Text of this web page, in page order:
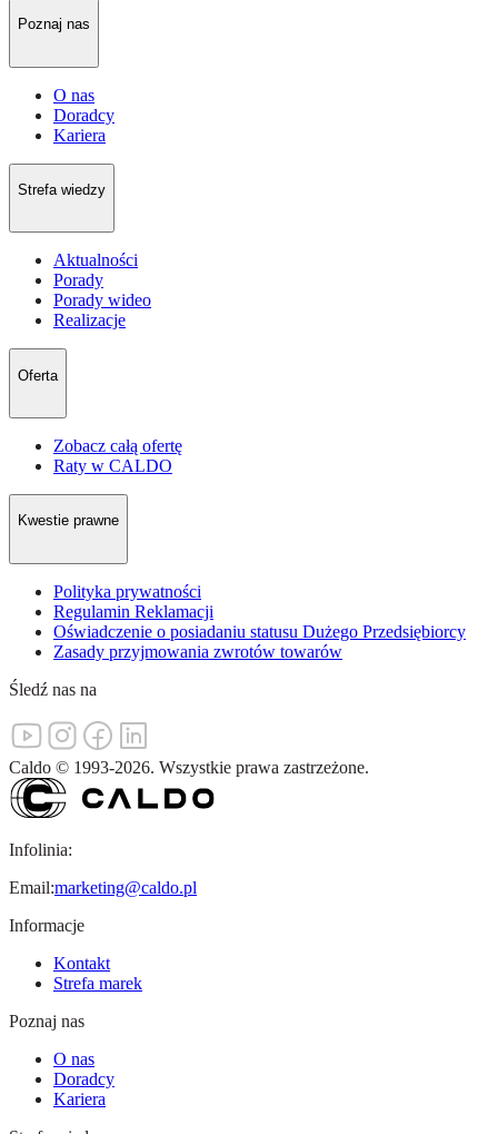
Poznaj nas
O nas
Doradcy
Kariera
Strefa wiedzy
Aktualności
Porady
Porady wideo
Realizacje
Oferta
Zobacz całą ofertę
Raty w CALDO
Kwestie prawne
Polityka prywatności
Regulamin Reklamacji
Oświadczenie o posiadaniu statusu Dużego Przedsiębiorcy
Zasady przyjmowania zwrotów towarów
Śledź nas na
Caldo © 1993-2026. Wszystkie prawa zastrzeżone.
Infolinia:
Email:marketing@caldo.pl
Informacje
Kontakt
Strefa marek
Poznaj nas
O nas
Doradcy
Kariera